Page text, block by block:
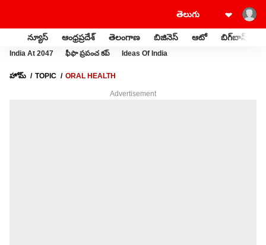
న్యూస్ ఆంధ్రప్రదేశ్ తెలంగాణ బిజినెస్ ఆటో బిగ్‌బాస్
India At 2047 ఫీఫా ప్రపంచ కప్ Ideas Of India
హోమ్ TOPIC ORAL HEALTH
Advertisement